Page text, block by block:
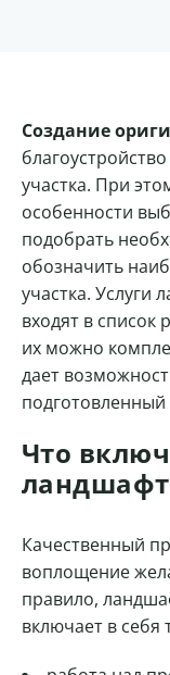
Создание
участка. При
особенности
подобрать
обозначить
участка. Услуги
входят в список
их можно
дает
Что
Качественный
воплощение
правило,
включает в себя